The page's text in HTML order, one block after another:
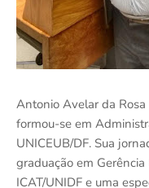
Antonio Avelar da
formou-se em
UNICEUB/DF. Sua
graduação em
ICAT/UNIDF e uma